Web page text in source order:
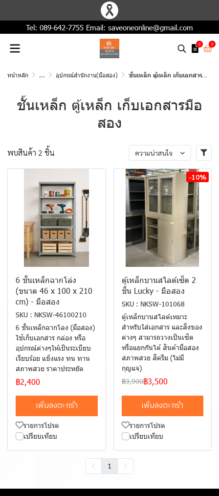
Tel: 089-642-7755 Email: saveoneonline@gmail.com
0 0
หน้าหลัก ... อุปกรณ์สำนักงาน(มือสอง) ชั้นเหล็ก ตู้เหล็ก เก็บเอกสารมือสอง
ชั้นเหล็ก ตู้เหล็ก เก็บเอกสารมือ
สอง
พบสินค้า 2 ชิ้น ความน่าสนใจ
6 ชั้นเหล็กฉากโล่ง
(ขนาด 46 x 100 x 210
cm) - มือสอง
SKU : NKSW-46100210
6 ชั้นเหล็กฉากโลง (มือสอง)
ใช้เก็บเอกสาร กล่อง หรือ
อุปกรณ์ต่างๆให้เป็นระเบียบ
เรียบร้อย แข็งแรง ทน ทาน
สภาพสวย ราคาประหยัด
฿2,400
เพิ่มลงตะกร้า
รายการโปรด
เปรียบเทียบ
-10%
ตู้เหล็กบานสไลด์เซ็ต 2
ชิ้น Lucky - มือสอง
SKU : NKSW-101068
ตู้เหล็กบานสไลด์เหมาะ
สำหรับใส่เอกสาร และสิ่งของ
ต่างๆ สามารถวางเป็นเซ็ต
หรือแยกกันได้ สินค้ามือสอง
สภาพสวย สีครีม (ไม่มี
กุญแจ)
฿3,900฿3,500
เพิ่มลงตะกร้า
รายการโปรด
เปรียบเทียบ
1